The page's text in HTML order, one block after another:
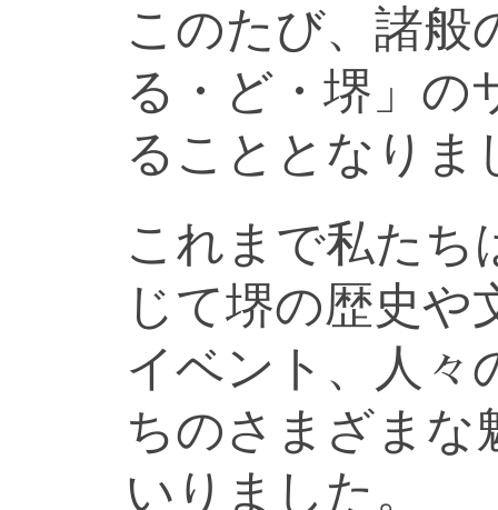
このたび、諸般
る・ど・堺」の
ることとなりま
これまで私たち
じて堺の歴史や
イベント、人々
ちのさまざまな
いりました。